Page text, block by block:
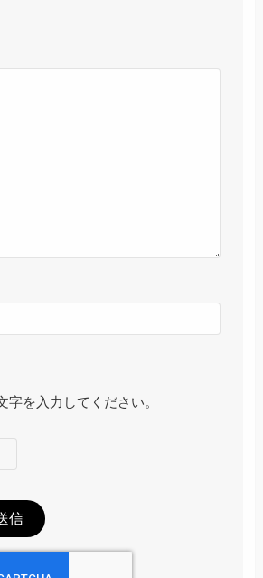
字を入力してください。